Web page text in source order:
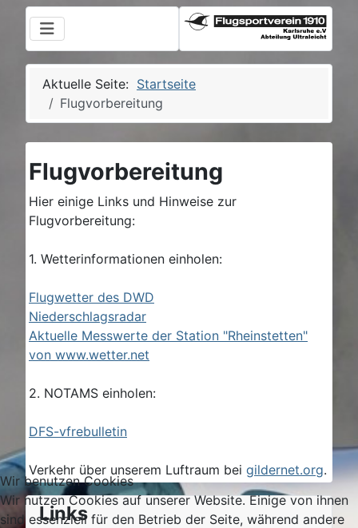
Aktuelle Seite: Startseite
Flugvorbereitung
Flugvorbereitung
Hier einige Links und Hinweise zur
Flugvorbereitung:
1. Wetterinformationen einholen:
Flugwetter des DWD
Niederschlagsradar
Aktuelle Messwerte der Station "Rheinstetten"
von www.wetter.net
2. NOTAMS einholen:
DFS-vfrebulletin
Verkehr über unserem Luftraum bei gildernet.org.
Links
Wir benutzen Cookies
Wir nutzen Cookies auf unserer Website. Einige von ihnen
sind essenziell für den Betrieb der Seite, während andere